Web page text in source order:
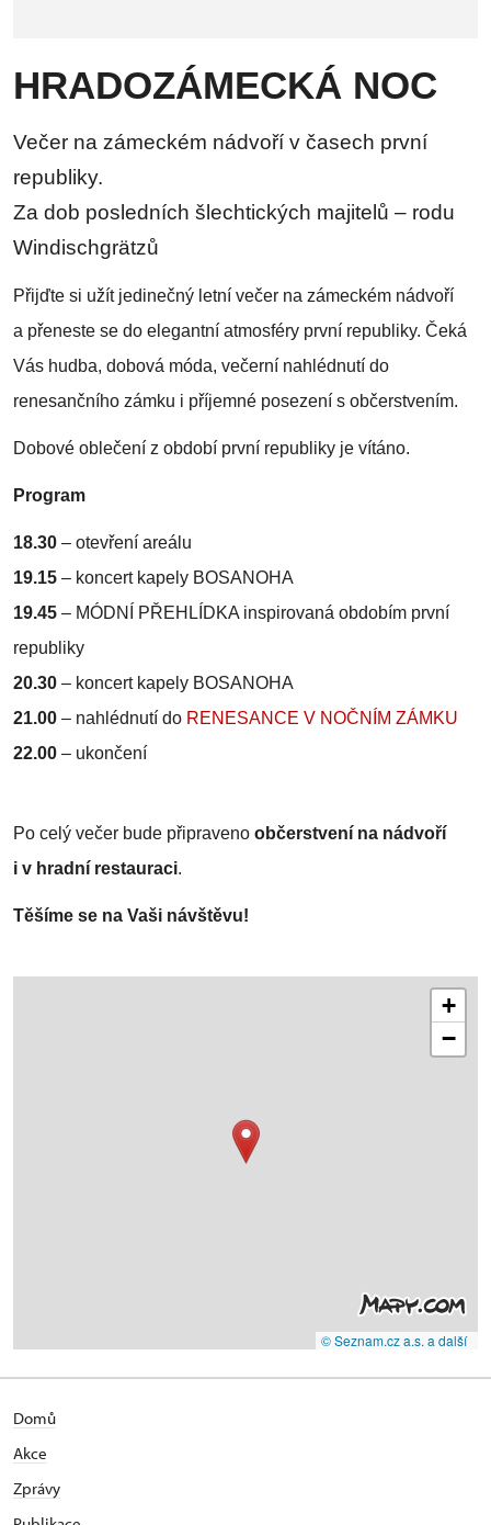
HRADOZÁMECKÁ NOC
Večer na zámeckém nádvoří v časech první
republiky.
Za dob posledních šlechtických majitelů – rodu
Windischgrätzů
Přijďte si užít jedinečný letní večer na zámeckém nádvoří
a přeneste se do elegantní atmosféry první republiky. Čeká
Vás hudba, dobová móda, večerní nahlédnutí do
renesančního zámku i příjemné posezení s občerstvením.
Dobové oblečení z období první republiky je vítáno.
Program
18.30 – otevření areálu
19.15 – koncert kapely BOSANOHA
19.45 – MÓDNÍ PŘEHLÍDKA inspirovaná obdobím první
republiky
20.30 – koncert kapely BOSANOHA
21.00 – nahlédnutí do RENESANCE V NOČNÍM ZÁMKU
22.00 – ukončení
Po celý večer bude připraveno občerstvení na nádvoří
i v hradní restauraci.
Těšíme se na Vaši návštěvu!
+
−
© Seznam.cz a.s. a další
Domů
Akce
Zprávy